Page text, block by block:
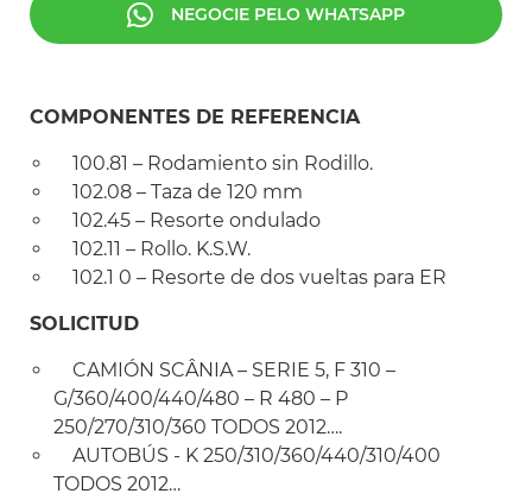
NEGOCIE PELO WHATSAPP
COMPONENTES DE REFERENCIA
100.81 – Rodamiento sin Rodillo.
102.08 – Taza de 120 mm
102.45 – Resorte ondulado
102.11 – Rollo. K.S.W.
102.1 0 – Resorte de dos vueltas para ER
SOLICITUD
CAMIÓN SCÂNIA – SERIE 5, F 310 –
G/360/400/440/480 – R 480 – P
250/270/310/360 TODOS 2012….
AUTOBÚS - K 250/310/360/440/310/400
TODOS 2012…